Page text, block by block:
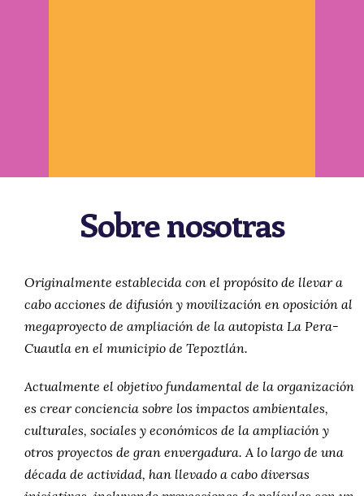
Sobre nosotras
Originalmente establecida con el propósito de llevar a
cabo acciones de difusión y movilización en oposición al
megaproyecto de ampliación de la autopista La Pera-
Cuautla en el municipio de Tepoztlán.
Actualmente el objetivo fundamental de la organización
es crear conciencia sobre los impactos ambientales,
culturales, sociales y económicos de la ampliación y
otros proyectos de gran envergadura. A lo largo de una
década de actividad, han llevado a cabo diversas